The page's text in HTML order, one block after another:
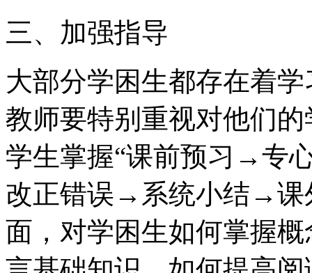
三、加强指导
大部分学困生都存在着
教师要特别重视对他们
学生掌握“课前预习→
改正错误→系统小结→课
面，对学困生如何掌握